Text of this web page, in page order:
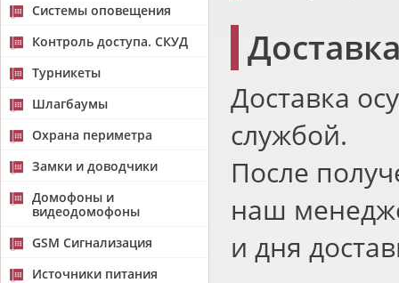
Системы оповещения
Контроль доступа. СКУД
Турникеты
Шлагбаумы
Охрана периметра
Замки и доводчики
Домофоны и
видеодомофоны
GSM Сигнализация
Источники питания
Доставка
службой.
После
наш
и дня